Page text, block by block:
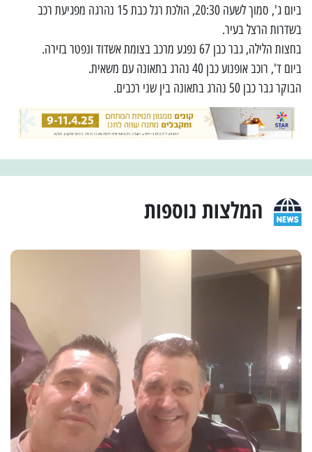
ביום ג', סמוך לשעה 20:30, הולכת רגל כבת 15 נהרגה מפגיעת רכב
בשדרות הרצל בעיר.
בחצות הלילה, גבר כבן 67 נפגע מרכב בצומת אשדוד ונפטר בזירה.
ביום ד', רוכב אופנוע כבן 40 נהרג בתאונה עם משאית.
הבוקר גבר כבן 50 נהרג בתאונה בין שני רכבים.
המלצות נוספות